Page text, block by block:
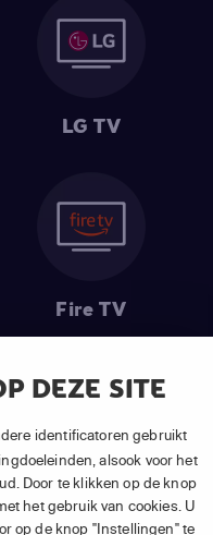
DEZE SITE
identificatoren gebruikt
alsook voor het
Door te klikken op de knop
het gebruik van cookies. U
op de knop "Instellingen" te
LG TV
Fire TV
alle nieuwe abonnementen
of Plus.
: Incl. BTW.
volgende zendersafhankelijk